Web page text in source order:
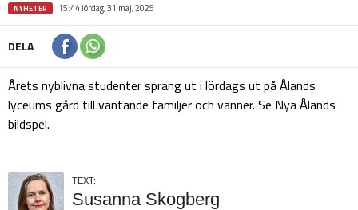
NYHETER 15:44 lördag, 31 maj, 2025
DELA
Årets nyblivna studenter sprang ut i lördags ut på Ålands
lyceums gård till väntande familjer och vänner. Se Nya Ålands
bildspel.
TEXT:
Susanna Skogberg